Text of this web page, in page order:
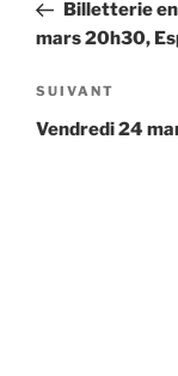
l’article
Billetterie
mars 20h30,
Article
suivant
SUIVANT
Vendredi 24